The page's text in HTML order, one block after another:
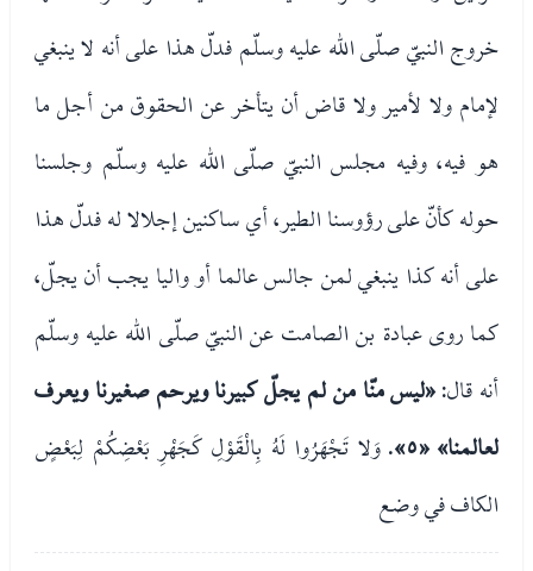
خروج النبيّ صلّى الله عليه وسلّم فدلّ هذا على أنه لا ينبغي
لإمام ولا لأمير ولا قاض أن يتأخر عن الحقوق من أجل ما
هو فيه، وفيه مجلس النبيّ صلّى الله عليه وسلّم وجلسنا
حوله كأنّ على رؤوسنا الطير، أي ساكنين إجلالا له فدلّ هذا
على أنه كذا ينبغي لمن جالس عالما أو واليا يجب أن يجلّ،
كما روى عبادة بن الصامت عن النبيّ صلّى الله عليه وسلّم
أنه قال:«ليس منّا من لم يجلّ كبيرنا ويرحم صغيرنا ويعرف
لعالمنا» «٥» . وَلا تَجْهَرُوا لَهُ بِالْقَوْلِ كَجَهْرِ بَعْضِكُمْ لِبَعْضٍ
الكاف في وضع